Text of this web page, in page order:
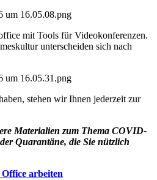
mit Tools für Videokonferenzen.
unterscheiden sich nach
stehen wir Ihnen jederzeit zur
Materialien zum Thema COVID-
Quarantäne, die Sie nützlich
arbeiten